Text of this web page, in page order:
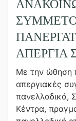
ΑΠΕΡΓΊΑ
Με την ώθηση
απεργιακές
πανελλαδικά,
Κέντρα,